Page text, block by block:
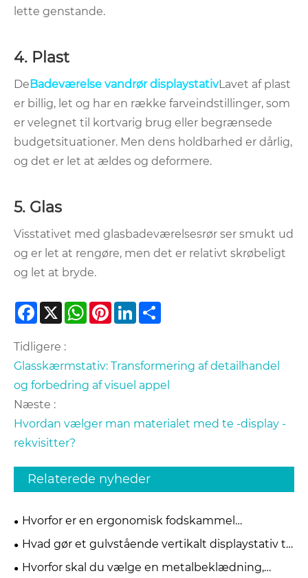
lette genstande.
‌4. Plast ‌
DeBadeværelse vandrør displaystativLavet af plast
er billig, let og har en række farveindstillinger, som
er velegnet til kortvarig brug eller begrænsede
budgetsituationer. Men dens holdbarhed er dårlig,
og det er let at ældes og deformere.
5. Glas
Visstativet med glasbadeværelsesrør ser smukt ud
og er let at rengøre, men det er relativt skrøbeligt
og let at bryde.
Facebook
X WhatsApp
PinterestLinkedIn
Tidligere :
Glasskærmstativ: Transformering af detailhandel
og forbedring af visuel appel
Næste :
Hvordan vælger man materialet med te -display -
rekvisitter?
Relaterede nyheder
Hvorfor er en ergonomisk fodskammel
osmannisk til under skrivebordet ved at blive
afgørende for moderne kontorkomfort
Hvad gør et gulvstående vertikalt displaystativ til
den mest effektive løsning til moderne detail- og
Hvorfor skal du vælge en metalbeklædning,